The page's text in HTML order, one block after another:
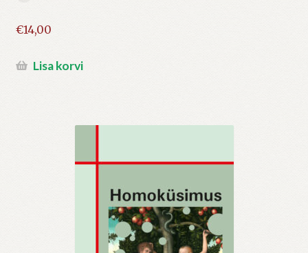
€14,00
Lisa korvi